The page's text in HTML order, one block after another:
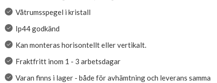
Våtrumsspegel i kristall
Ip44 godkänd
Kan monteras horisontellt eller vertikalt.
Fraktfritt inom 1 - 3 arbetsdagar
Varan finns i lager - både för avhämtning och leverans samma